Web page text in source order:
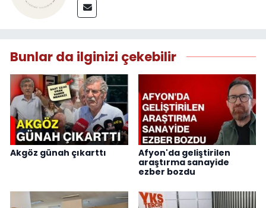
Bunlar da ilginizi çekebilir
Akgöz günah çıkarttı
Afyon'da geliştirilen
araştırma sanayide
ezber bozdu